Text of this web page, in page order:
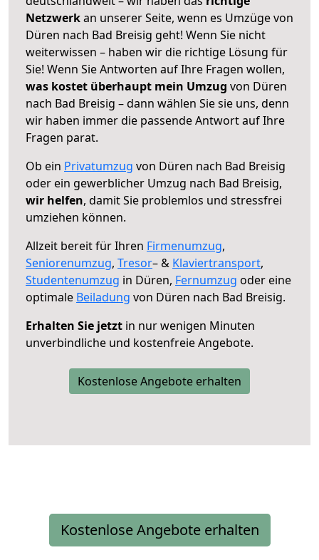
Netzwerkan unserer Seite, wenn es Umzüge von
Düren nach Bad Breisig geht! Wenn Sie nicht
weiterwissen – haben wir die richtige Lösung für
Sie! Wenn Sie Antworten auf Ihre Fragen wollen,
was kostet überhaupt mein Umzug von Düren
nach Bad Breisig – dann wählen Sie sie uns, denn
wir haben immer die passende Antwort auf Ihre
Fragen parat.
Ob ein Privatumzug von Düren nach Bad Breisig
oder ein gewerblicher Umzug nach Bad Breisig,
wir helfen, damit Sie problemlos und stressfrei
umziehen können.
Allzeit bereit für Ihren Firmenumzug,
Seniorenumzug, Tresor– & Klaviertransport,
Studentenumzug in Düren, Fernumzug oder eine
optimale Beiladung von Düren nach Bad Breisig.
Erhalten Sie jetzt in nur wenigen Minuten
unverbindliche und kostenfreie Angebote.
Kostenlose Angebote erhalten
Kostenlose Angebote erhalten